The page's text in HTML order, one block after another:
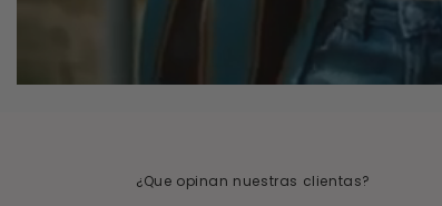
¿Que opinan nuestras clientas?